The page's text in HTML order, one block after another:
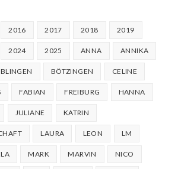
2016 2017 2018 2019
2024 2025 ANNA ANNIKA
BÖTZINGEN CELINE
FABIAN FREIBURG HANNA
JULIANE KATRIN
LAURA LEON LM
MARK MARVIN NICO